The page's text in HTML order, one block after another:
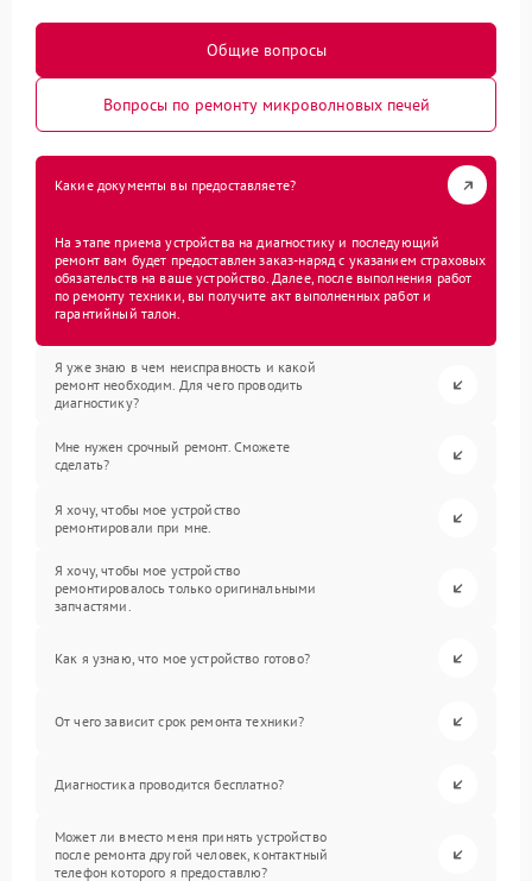
Общие вопросы
Вопросы по ремонту микроволновых печей
Какие документы вы предоставляете?
На этапе приема устройства на диагностику и последующий
ремонт вам будет предоставлен заказ-наряд с указанием страховых
обязательств на ваше устройство. Далее, после выполнения работ
по ремонту техники, вы получите акт выполненных работ и
гарантийный талон.
Я уже знаю в чем неисправность и какой
ремонт необходим. Для чего проводить
диагностику?
Мне нужен срочный ремонт. Сможете
сделать?
Я хочу, чтобы мое устройство
ремонтировали при мне.
Я хочу, чтобы мое устройство
ремонтировалось только оригинальными
запчастями.
Как я узнаю, что мое устройство готово?
От чего зависит срок ремонта техники?
Диагностика проводится бесплатно?
Может ли вместо меня принять устройство
после ремонта другой человек, контактный
телефон которого я предоставлю?